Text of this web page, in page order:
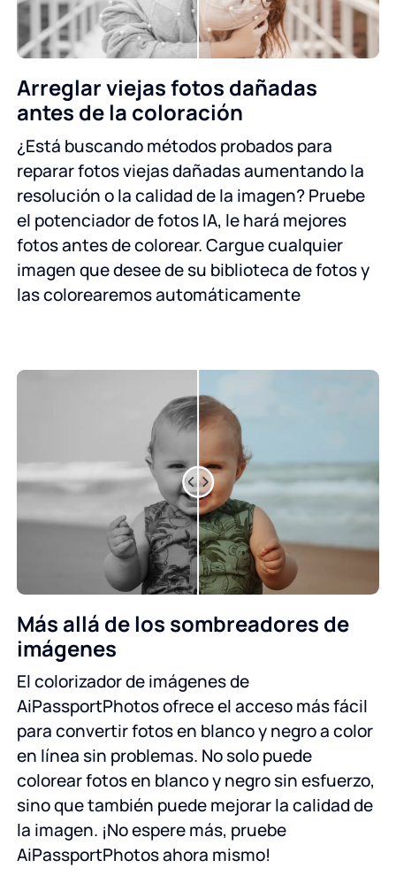
Arreglar viejas fotos dañadas
antes de la coloración
¿Está buscando métodos probados para
reparar fotos viejas dañadas aumentando la
resolución o la calidad de la imagen? Pruebe
el potenciador de fotos IA, le hará mejores
fotos antes de colorear. Cargue cualquier
imagen que desee de su biblioteca de fotos y
las colorearemos automáticamente
Más allá de los sombreadores de
imágenes
El colorizador de imágenes de
AiPassportPhotos ofrece el acceso más fácil
para convertir fotos en blanco y negro a color
en línea sin problemas. No solo puede
colorear fotos en blanco y negro sin esfuerzo,
sino que también puede mejorar la calidad de
la imagen. ¡No espere más, pruebe
AiPassportPhotos ahora mismo!